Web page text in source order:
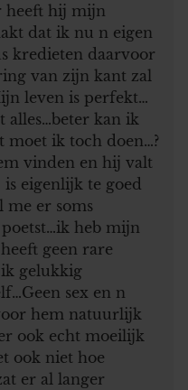
heeft hij mijn
dat ik nu n eigen
kredieten daarvoor
van zijn kant zal
leven is perfekt…
alles…beter kan ik
moet ik toch doen…?
vinden en hij valt
eigenlijk te goed
me er soms
heb mijn
geen rare
ik gelukkig
sex en n
hem natuurlijk
ook echt moeilijk
ook niet hoe
er al langer